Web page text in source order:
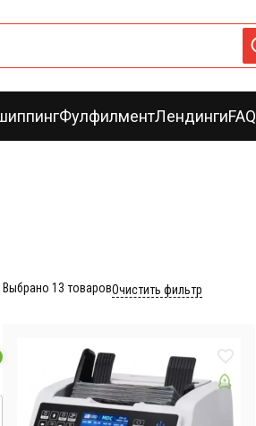
ФулфилментЛендингиFAQ
Выбрано 13 товаровОчистить фильтр